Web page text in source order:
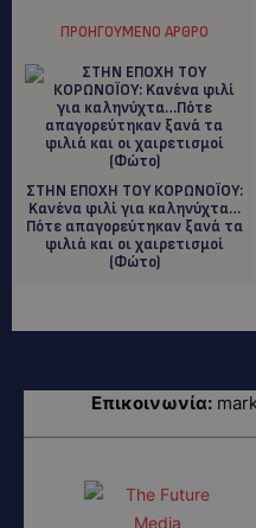
ΠΡΟΗΓΟΎΜΕΝΟ ΆΡΘΡΟ
ΣΤΗΝ ΕΠΟΧΗ ΤΟΥ ΚΟΡΩΝΟΪΟΥ:
Kανένα φιλί για καληνύχτα…
Πότε απαγορεύτηκαν ξανά τα
φιλιά και οι χαιρετισμοί
(Φώτο)
Επικοινωνία: